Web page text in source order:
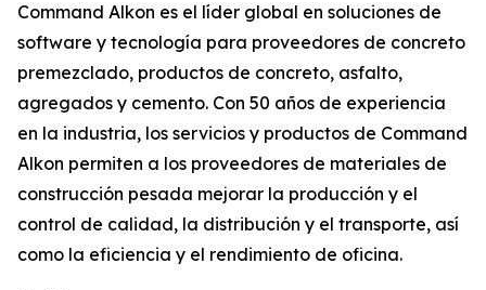
Command Alkon es el líder global en soluciones de
software y tecnología para proveedores de concreto
premezclado, productos de concreto, asfalto,
agregados y cemento. Con 50 años de experiencia
en la industria, los servicios y productos de Command
Alkon permiten a los proveedores de materiales de
construcción pesada mejorar la producción y el
control de calidad, la distribución y el transporte, así
como la eficiencia y el rendimiento de oficina.